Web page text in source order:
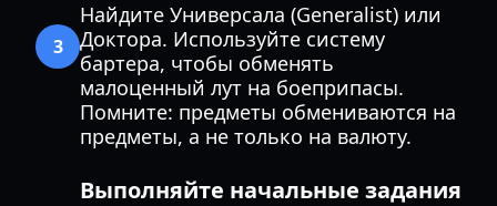
3
Найдите Универсала (Generalist) или
Доктора. Используйте систему
бартера, чтобы обменять
малоценный лут на боеприпасы.
Помните: предметы обмениваются на
предметы, а не только на валюту.
Выполняйте начальные задания